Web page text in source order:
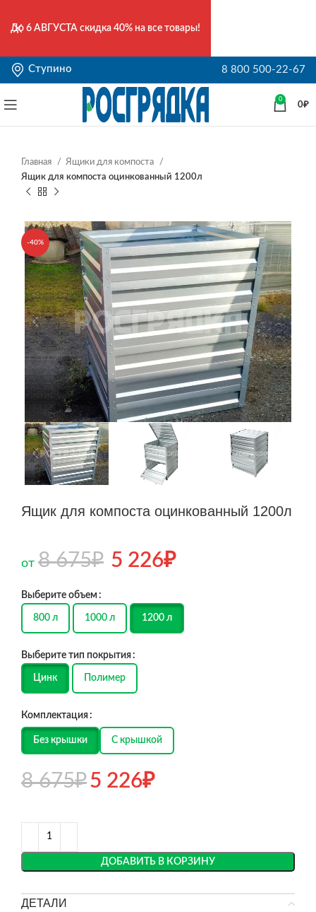
Ступино 8 800 500-22-67
0
0₽
Главная
Ящики для компоста
Ящик для компоста оцинкованный 1200л
-40%
Ящик для компоста оцинкованный 1200л
от 8 675₽ 5 226₽
Выберите объем
800 л 1000 л 1200 л
Выберите тип покрытия
Цинк Полимер
Комплектация
Без крышки С крышкой
8 675₽5 226₽
ДОБАВИТЬ В КОРЗИНУ
ДЕТАЛИ
До 6 АВГУСТА скидка 40% на все товары!